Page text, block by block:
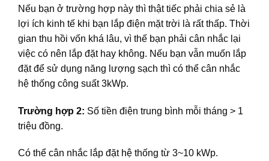
Nếu bạn ở trường hợp này thì thật tiếc phải chia sẻ là
lợi ích kinh tế khi bạn lắp điện mặt trời là rất thấp. Thời
gian thu hồi vốn khá lâu, vì thế bạn phải cân nhắc lại
việc có nên lắp đặt hay không. Nếu bạn vẫn muốn lắp
đặt để sử dụng năng lượng sạch thì có thể cân nhắc
hệ thống công suất 3kWp.
Trường hợp 2: Số tiền điện trung bình mỗi tháng > 1
triệu đồng.
Có thể cân nhắc lắp đặt hệ thống từ 3~10 kWp.